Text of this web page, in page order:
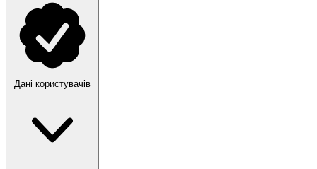
Дані користувачів